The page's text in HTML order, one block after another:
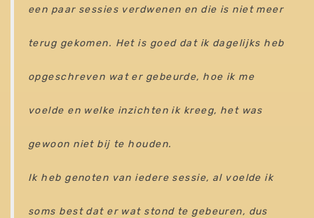
een paar sessies verdwenen en die is niet meer
terug gekomen. Het is goed dat ik dagelijks heb
opgeschreven wat er gebeurde, hoe ik me
voelde en welke inzichten ik kreeg, het was
gewoon niet bij te houden.
Ik heb genoten van iedere sessie, al voelde ik
soms best dat er wat stond te gebeuren, dus